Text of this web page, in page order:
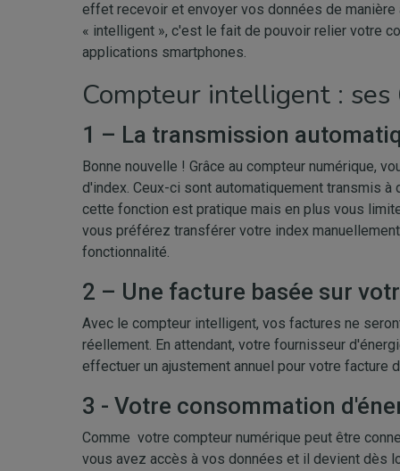
effet recevoir et envoyer vos données de
« intelligent », c'est le fait de pouvoir relier votre
applications smartphones.
Compteur intelligent : ses
1 – La transmission
Bonne nouvelle ! Grâce au compteur numérique,
d'index. Ceux-ci sont automatiquement transmis
cette fonction est pratique mais en plus vous
vous préférez transférer votre index
fonctionnalité.
2 – Une facture basée sur
Avec le compteur intelligent, vos factures ne
réellement. En attendant, votre fournisseur
effectuer un ajustement annuel pour votre facture
3 - Votre consommation
Comme votre compteur numérique peut être
vous avez accès à vos données et il devient dès